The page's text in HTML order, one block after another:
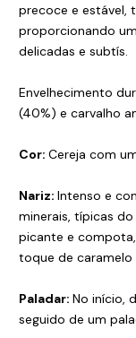
precoce e estável,
proporcionando
delicadas e subtís.
Envelhecimento
(40%) e carvalho
Cor: Cereja com
Nariz: Intenso e
minerais, típicas
picante e
toque de caramelo
Paladar: No início,
seguido de um